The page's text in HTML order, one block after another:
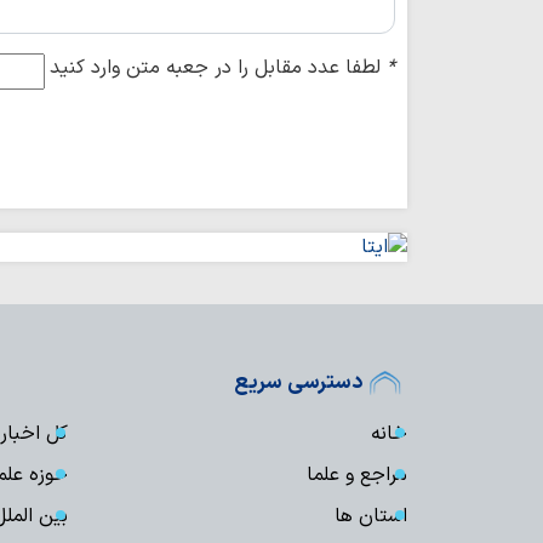
* لطفا عدد مقابل را در جعبه متن وارد کنید
دسترسی سریع
خانه
کل اخبار
مراجع و علما
حوزه
استان ها
بین